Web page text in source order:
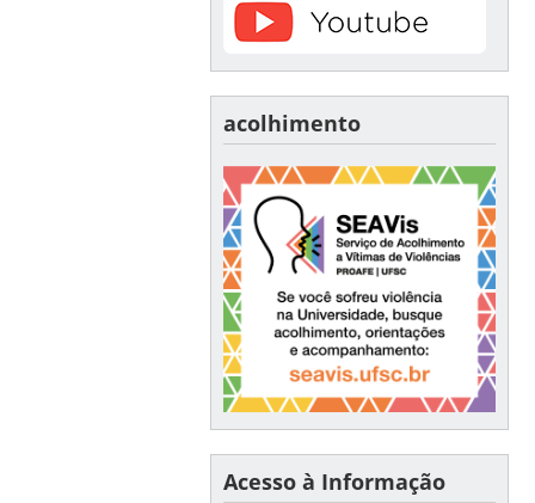
acolhimento
Acesso à Informação